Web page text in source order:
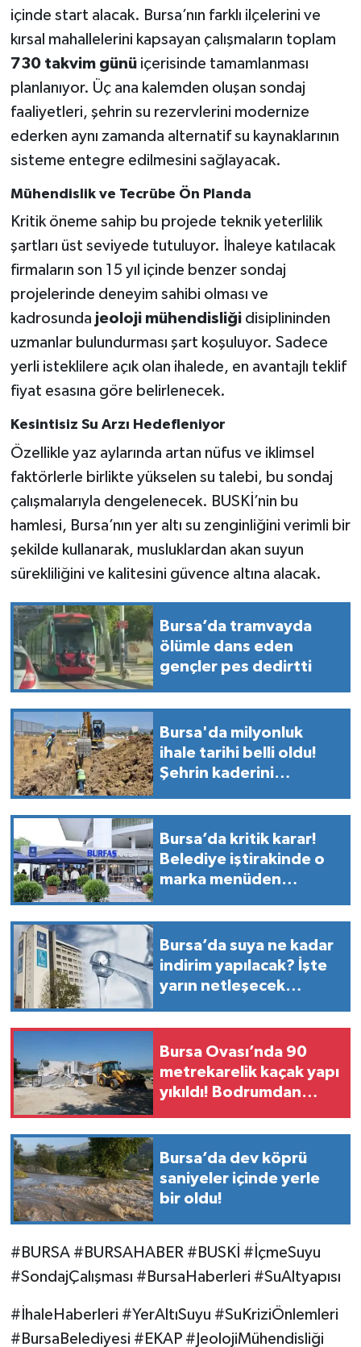
içinde start alacak. Bursa’nın farklı ilçelerini ve
kırsal mahallelerini kapsayan çalışmaların toplam
730 takvim günüiçerisinde tamamlanması
planlanıyor. Üç ana kalemden oluşan sondaj
faaliyetleri, şehrin su rezervlerini modernize
ederken aynı zamanda alternatif su kaynaklarının
sisteme entegre edilmesini sağlayacak.
Mühendislik ve Tecrübe Ön Planda
Kritik öneme sahip bu projede teknik yeterlilik
şartları üst seviyede tutuluyor. İhaleye katılacak
firmaların son 15 yıl içinde benzer sondaj
projelerinde deneyim sahibi olması ve
kadrosunda jeoloji mühendisliğidisiplininden
uzmanlar bulundurması şart koşuluyor. Sadece
yerli isteklilere açık olan ihalede, en avantajlı teklif
fiyat esasına göre belirlenecek.
Kesintisiz Su Arzı Hedefleniyor
Özellikle yaz aylarında artan nüfus ve iklimsel
faktörlerle birlikte yükselen su talebi, bu sondaj
çalışmalarıyla dengelenecek. BUSKİ’nin bu
hamlesi, Bursa’nın yer altı su zenginliğini verimli bir
şekilde kullanarak, musluklardan akan suyun
sürekliliğini ve kalitesini güvence altına alacak.
Bursa’da tramvayda
ölümle dans eden
gençler pes dedirtti
Bursa'da milyonluk
ihale tarihi belli oldu!
Şehrin kaderini
başlıyor
Bursa’da kritik karar!
Belediye iştirakinde o
marka menüden
Bursa’da suya ne kadar
indirim yapılacak? İşte
yarın netleşecek
Bursa Ovası’nda 90
metrekarelik kaçak yapı
yıkıldı! Bodrumdan
Bursa’da dev köprü
saniyeler içinde yerle
bir oldu!
#BURSA #BURSAHABER #BUSKİ #İçmeSuyu
#SondajÇalışması #BursaHaberleri #SuAltyapısı
#İhaleHaberleri #YerAltıSuyu #SuKriziÖnlemleri
#BursaBelediyesi #EKAP #JeolojiMühendisliği